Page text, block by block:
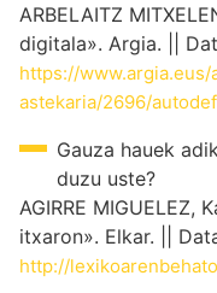
ARBELAITZ
digitala». Argia. ||
https://www.argia.eus/
astekaria/2696/
Gauza hauek
duzu uste?
AGIRRE MIGUELEZ,
itxaron». Elkar. ||
http://